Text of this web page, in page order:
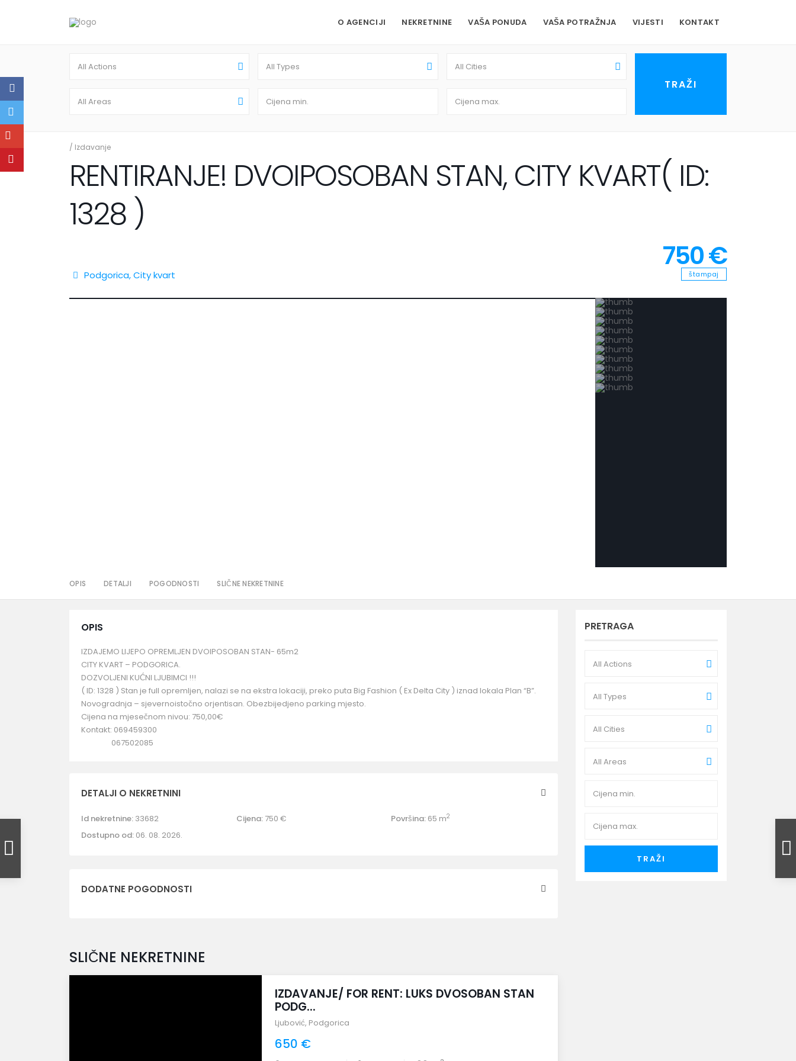
O AGENCIJI NEKRETNINE VAŠA PONUDA VAŠA POTRAŽNJA VIJESTI KONTAKT
All Actions All Types All Cities
All Areas
/ Izdavanje
RENTIRANJE! DVOIPOSOBAN STAN, CITY KVART( ID:
1328 )
750 €
Podgorica,City kvart štampaj
OPIS DETALJI POGODNOSTI SLIČNE NEKRETNINE
OPIS
IZDAJEMO LIJEPO OPREMLJEN DVOIPOSOBAN STAN- 65m2
CITY KVART – PODGORICA.
DOZVOLJENI KUĆNI LJUBIMCI !!!
( ID: 1328 ) Stan je full opremljen, nalazi se na ekstra lokaciji, preko puta Big Fashion ( Ex Delta City ) iznad lokala Plan “B”.
Novogradnja – sjevernoistočno orjentisan. Obezbijedjeno parking mjesto.
Cijena na mjesečnom nivou: 750,00€
Kontakt: 069459300
067502085
DETALJI O NEKRETNINI
Id nekretnine: 33682 Cijena: 750 € Površina: 65 m2
Dostupno od: 06. 08. 2026.
DODATNE POGODNOSTI
SLIČNE NEKRETNINE
IZDAVANJE/ FOR RENT: LUKS DVOSOBAN STAN
PODG...
Ljubović, Podgorica
650 €
PRETRAGA
All Actions
All Types
All Cities
All Areas
TRAŽI